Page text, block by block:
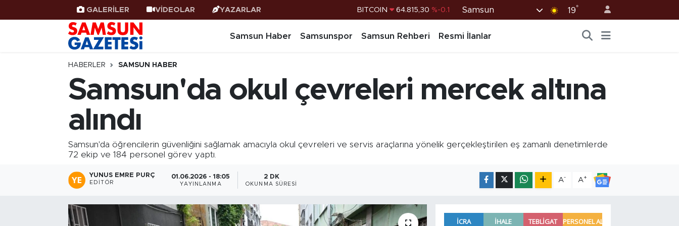
GALERİLER VİDEOLAR YAZARLAR DOLAR 47,7436 %0.18
BİST100 13.779 %-14
BITCOIN 64.815,30 %-0.1
Samsun 19°
Samsun Haber Samsunspor Samsun Rehberi Resmi İlanlar
HABERLER SAMSUN HABER
Samsun'da okul çevreleri mercek altına
alındı
Samsun'da öğrencilerin güvenliğini sağlamak amacıyla okul çevreleri ve servis araçlarına yönelik gerçekleştirilen eş zamanlı denetimlerde
72 ekip ve 184 personel görev yaptı.
YUNUS EMRE PURÇ
EDITÖR
01.06.2026 - 18:05
YAYINLANMA
2 DK
OKUNMA SÜRESI
A- A+
Samsun Haber
Samsunspor
Samsun Rehberi
Resmi İlanlar
Samsun Nöbetçi Eczaneler
Samsun Hava Durumu
SAMSUN Namaz Vakitleri
Samsun Trafik Yoğunluk Haritası
Süper Lig Puan Durumu ve Fikstür
Haber Arşivi